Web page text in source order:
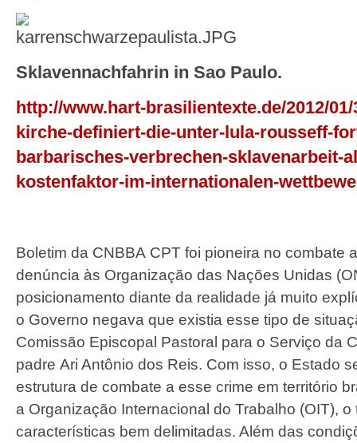
Sklavennachfahrin in Sao Paulo.
http://www.hart-brasilientexte.de/2012/
kirche-definiert-die-unter-lula-rousseff-
barbarisches-verbrechen-sklavenarbeit-
kostenfaktor-im-internationalen-
Boletim da CNBBA CPT foi pioneira no combate
denúncia às Organização das Nações Unidas
posicionamento diante da realidade já muito
o Governo negava que existia esse tipo de
Comissão Episcopal Pastoral para o Serviço da
padre Ari Antônio dos Reis. Com isso, o Estado
estrutura de combate a esse crime em território
a Organização Internacional do Trabalho (OIT),
características bem delimitadas. Além das